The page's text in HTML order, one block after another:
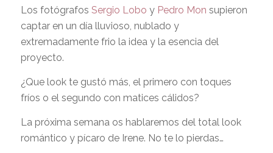
Los fotógrafos Sergio Lobo y Pedro Mon supieron
captar en un día lluvioso, nublado y
extremadamente frio la idea y la esencia del
proyecto.
¿Que look te gustó más, el primero con toques
fríos o el segundo con matices cálidos?
La próxima semana os hablaremos del total look
romántico y pícaro de Irene. No te lo pierdas…